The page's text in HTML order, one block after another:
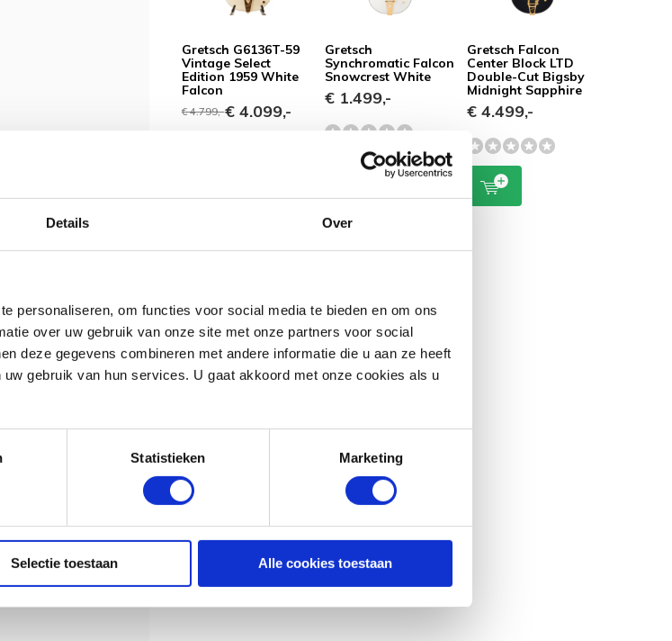
Details Over
personaliseren, om functies voor social media te bieden en om ons
over uw gebruik van onze site met onze partners voor social
deze gegevens combineren met andere informatie die u aan ze heeft
gebruik van hun services. U gaat akkoord met onze cookies als u
Statistieken Marketing
Selectie toestaan Alle cookies toestaan
Gretsch G6136T-59
Vintage Select
Edition 1959 White
Falcon
€ 4.799,-€ 4.099,-
Gretsch
Synchromatic Falcon
Snowcrest White
€ 1.499,-
Gretsch Falcon
Center Block LTD
Double-Cut Bigsby
Midnight Sapphire
€ 4.499,-